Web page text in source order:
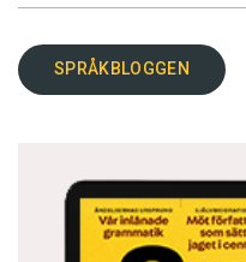
SPRÅKBLOGGEN